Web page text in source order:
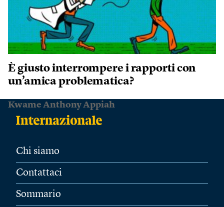
È giusto interrompere i rapporti con
un’amica problematica?
Kwame Anthony Appiah
Chi siamo
Contattaci
Sommario